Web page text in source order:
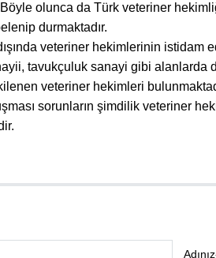
olunca da Türk veteriner
durmaktadır.
veteriner hekimlerinin
tavukçuluk sanayi gibi alanlarda
veteriner hekimleri
sorunların şimdilik veteriner